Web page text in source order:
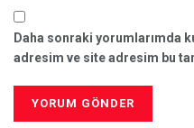
Daha sonraki yorumlarımda
adresim ve site adresim bu